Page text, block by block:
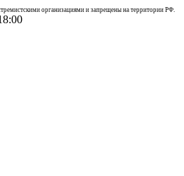
организациями и запрещены на территории РФ.